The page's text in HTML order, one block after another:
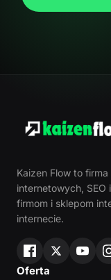
Kaizen Flow to
internetowych, SEO
firmom i sklepom
internecie.
Oferta